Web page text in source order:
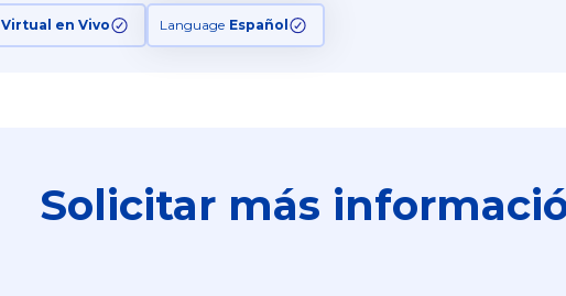
Virtual en Vivo Language Español
Solicitar más